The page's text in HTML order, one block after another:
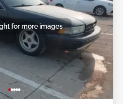
for more images